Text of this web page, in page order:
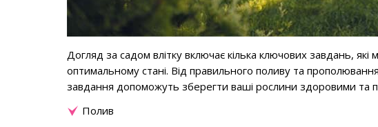
Догляд за садом влітку включає кілька ключових завдань,
оптимальному стані. Від правильного поливу та
завдання допоможуть зберегти ваші рослини здоровими та
Полив